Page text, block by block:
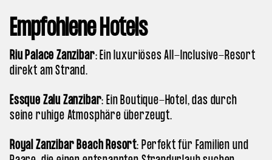
Empfohlene Hotels
Riu Palace Zanzibar: Ein luxuriöses All-Inclusive-Resort
direkt am Strand.
Essque Zalu Zanzibar: Ein Boutique-Hotel, das durch
seine ruhige Atmosphäre überzeugt.
Royal Zanzibar Beach Resort: Perfekt für Familien und